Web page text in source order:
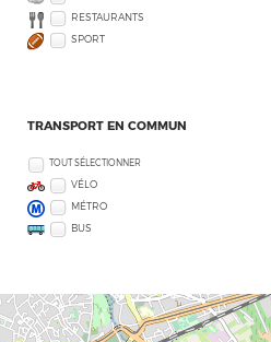
RESTAURANTS
SPORT
TRANSPORT EN COMMUN
TOUT SÉLECTIONNER
VÉLO
MÉTRO
BUS